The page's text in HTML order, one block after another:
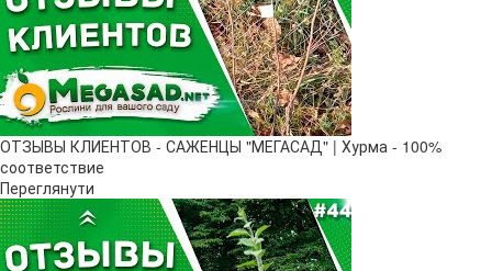
ОТЗЫВЫ КЛИЕНТОВ - САЖЕНЦЫ "МЕГАСАД" | Хурма - 100%
соответствие
Переглянути